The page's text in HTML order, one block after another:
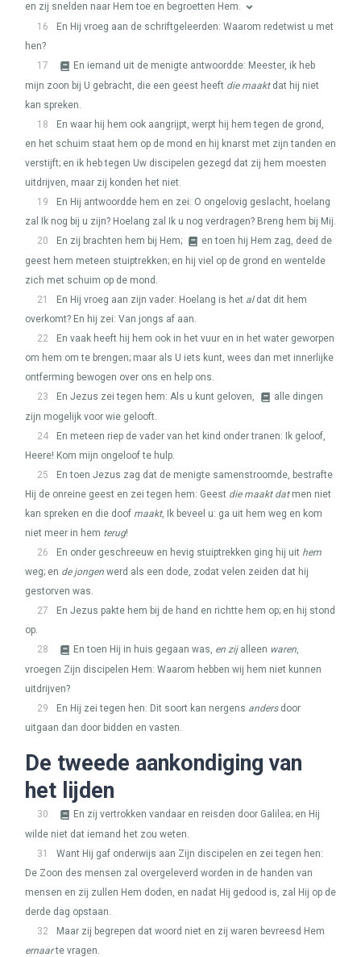
en zij snelden naar Hem toe en begroetten Hem.
16
En Hij vroeg aan de schriftgeleerden: Waarom redetwist u met
hen?
17
En iemand uit de menigte antwoordde: Meester, ik heb
mijn zoon bij U gebracht, die een geest heeft die maaktdat hij niet
kan spreken.
18
En waar hij hem ook aangrijpt, werpt hij hem tegen de grond,
en het schuim staat hem op de mond en hij knarst met zijn tanden en
verstijft; en ik heb tegen Uw discipelen gezegd dat zij hem moesten
uitdrijven, maar zij konden het niet.
19
En Hij antwoordde hem en zei: O ongelovig geslacht, hoelang
zal Ik nog bij u zijn? Hoelang zal Ik u nog verdragen? Breng hem bij Mij.
20
En zij brachten hem bij Hem;
en toen hij Hem zag, deed de
geest hem meteen stuiptrekken; en hij viel op de grond en wentelde
zich met schuim op de mond.
21
En Hij vroeg aan zijn vader: Hoelang is het aldat dit hem
overkomt? En hij zei: Van jongs af aan.
22
En vaak heeft hij hem ook in het vuur en in het water geworpen
om hem om te brengen; maar als U iets kunt, wees dan met innerlijke
ontferming bewogen over ons en help ons.
23
En Jezus zei tegen hem: Als u kunt geloven,
alle dingen
zijn mogelijk voor wie gelooft.
24
En meteen riep de vader van het kind onder tranen: Ik geloof,
Heere! Kom mijn ongeloof te hulp.
25
En toen Jezus zag dat de menigte samenstroomde, bestrafte
Hij de onreine geest en zei tegen hem: Geest die maakt datmen niet
kan spreken en die doof maakt, Ik beveel u: ga uit hem weg en kom
niet meer in hem terug!
26
En onder geschreeuw en hevig stuiptrekken ging hij uit hem
weg; en de jongen werd als een dode, zodat velen zeiden dat hij
gestorven was.
27
En Jezus pakte hem bij de hand en richtte hem op; en hij stond
op.
28
En toen Hij in huis gegaan was, en zijalleen waren,
vroegen Zijn discipelen Hem: Waarom hebben wij hem niet kunnen
uitdrijven?
29
En Hij zei tegen hen: Dit soort kan nergens andersdoor
uitgaan dan door bidden en vasten.
De tweede aankondiging van
het lijden
30
En zij vertrokken vandaar en reisden door Galilea; en Hij
wilde niet dat iemand het zou weten.
31
Want Hij gaf onderwijs aan Zijn discipelen en zei tegen hen:
De Zoon des mensen zal overgeleverd worden in de handen van
mensen en zij zullen Hem doden, en nadat Hij gedood is, zal Hij op de
derde dag opstaan.
32
Maar zij begrepen dat woord niet en zij waren bevreesd Hem
ernaarte vragen.